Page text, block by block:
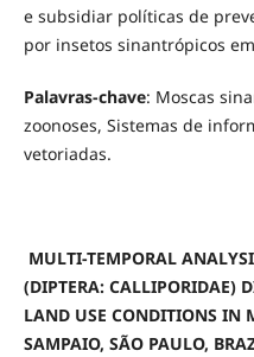
e subsidiar políticas de
por insetos sinantrópicos
Palavras-chave: Moscas
zoonoses, Sistemas de
vetoriadas.
MULTI-TEMPORAL
(DIPTERA: CALLIPORIDAE)
LAND USE CONDITIONS IN
SAMPAIO, SÃO PAULO,